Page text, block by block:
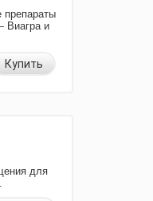
Виагра и
Купить
для